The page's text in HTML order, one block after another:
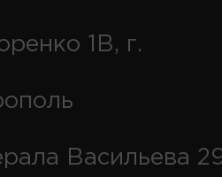
1В, г.
Васильева